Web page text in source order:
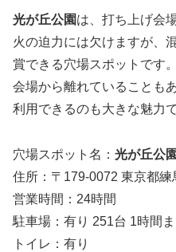
光が丘公園は、打ち上げ会
火の迫力には欠けますが、
賞できる穴場スポットです
会場から離れていることも
利用できるのも大きな魅力で
穴場スポット名： 光が丘公
住所：〒179-0072 東京都
営業時間：24時間
駐車場：有り 251台 1時間
トイレ：有り